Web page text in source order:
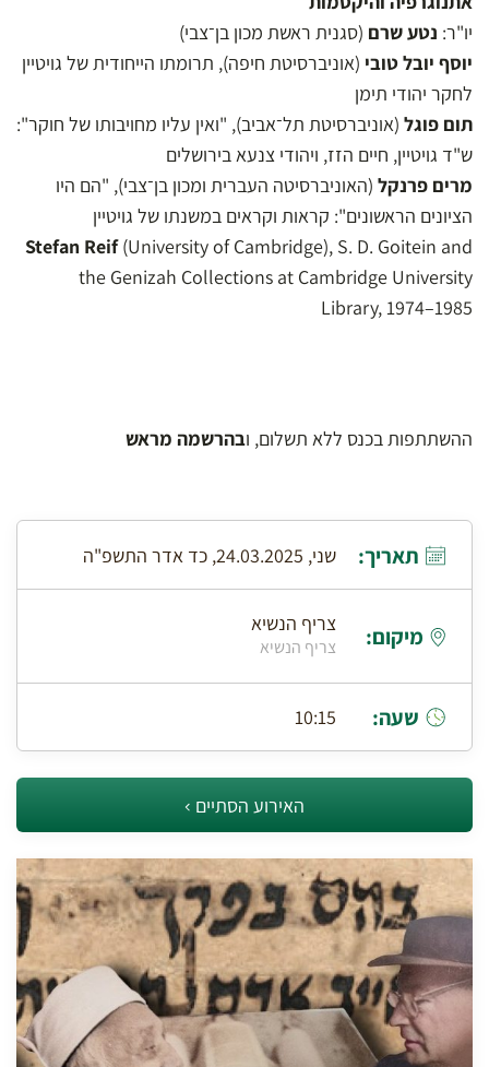
יו"ר: נטע שרם (סגנית ראשת מכון בן־צבי)
יוסף יובל טובי (אוניברסיטת חיפה), תרומתו הייחודית של גויטיין
לחקר יהודי תימן
תום פוגל (אוניברסיטת תל־אביב), "ואין עליו מחויבותו של חוקר":
ש"ד גויטיין, חיים הזז, ויהודי צנעא בירושלים
מרים פרנקל (האוניברסיטה העברית ומכון בן־צבי), "הם היו
הציונים הראשונים": קראות וקראים במשנתו של גויטיין
Stefan Reif(University of Cambridge), S. D. Goitein and
the Genizah Collections at Cambridge University
Library, 1974–1985
ההשתתפות בכנס ללא תשלום, ובהרשמה מראש
תאריך: שני, 24.03.2025, כד אדר התשפ"ה
מיקום: צריף הנשיא
צריף הנשיא
שעה: 10:15
האירוע הסתיים